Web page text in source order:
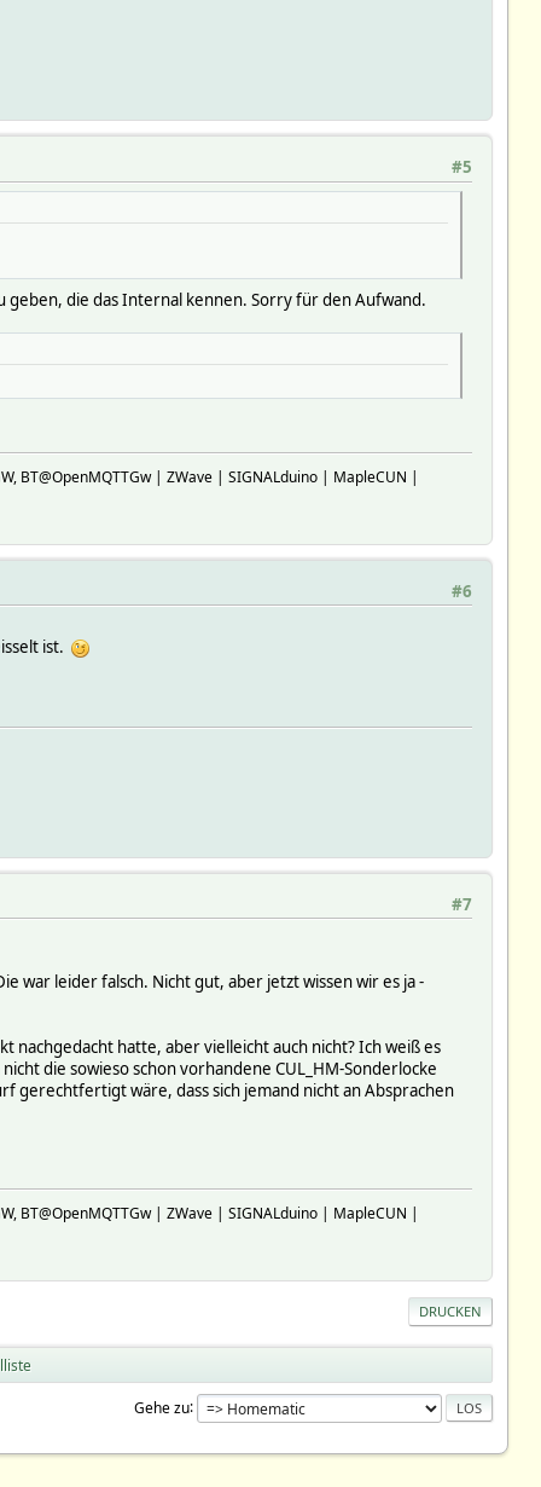
#5
geben, die das Internal kennen. Sorry für den Aufwand.
BT@OpenMQTTGw | ZWave | SIGNALduino | MapleCUN |
#6
ist.
#7
war leider falsch. Nicht gut, aber jetzt wissen wir es ja -
nachgedacht hatte, aber vielleicht auch nicht? Ich weiß es
die sowieso schon vorhandene CUL_HM-Sonderlocke
gerechtfertigt wäre, dass sich jemand nicht an Absprachen
BT@OpenMQTTGw | ZWave | SIGNALduino | MapleCUN |
DRUCKEN
Gehe zu